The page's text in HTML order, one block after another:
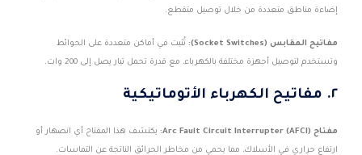
إضاءة مناطق متعددة من خلال توصيل متقطع.
مفاتيح المقابس (Socket Switches): تُثبت في أماكن متعددة على الحوائط
وتستخدم لتوصيل أجهزة مختلفة بالكهرباء، مع قدرة تحمل تيار يصل إلى 200 وات.
٢. مفاتيح الكهرباء الأتوماتيكية
مفتاح Arc Fault Circuit Interrupter (AFCI): يكتشف هذا المفتاح أي انصهار أو
ارتفاع حراري في الأسلاك، مما يحمي من مخاطر الحرائق الناتجة عن التماسات.